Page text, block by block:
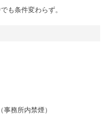
も条件変わらず。
務所内禁煙）